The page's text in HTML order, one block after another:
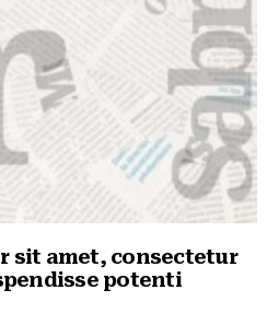
sit amet, consectetur
potenti